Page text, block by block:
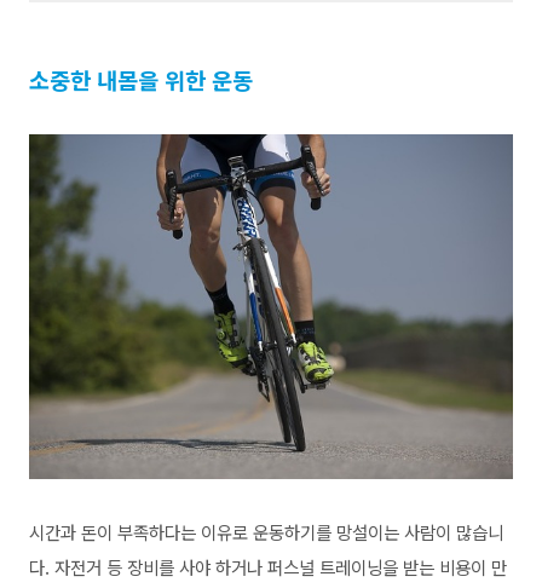
소중한 내몸을 위한 운동
시간과 돈이 부족하다는 이유로 운동하기를 망설이는 사람이 많습니
다. 자전거 등 장비를 사야 하거나 퍼스널 트레이닝을 받는 비용이 만